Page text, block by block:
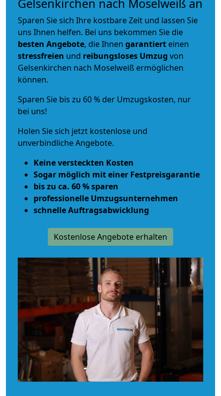
Gelsenkirchen nach Moselweiß an
Sparen Sie sich Ihre kostbare Zeit und lassen Sie
uns Ihnen helfen. Bei uns bekommen Sie die
besten Angebote, die Ihnen garantiert einen
stressfreien und reibungsloses Umzug von
Gelsenkirchen nach Moselweiß ermöglichen
können.
Sparen Sie bis zu 60 % der Umzugskosten, nur
bei uns!
Holen Sie sich jetzt kostenlose und
unverbindliche Angebote.
Keine versteckten Kosten
Sogar möglich mit einer Festpreisgarantie
bis zu ca. 60 % sparen
professionelle Umzugsunternehmen
schnelle Auftragsabwicklung
Kostenlose Angebote erhalten